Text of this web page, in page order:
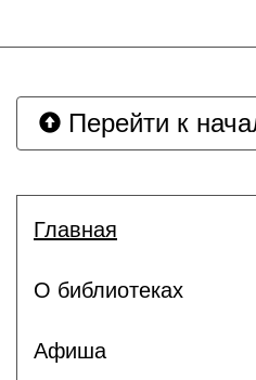
Перейти к
Главная
О библиотеках
Афиша